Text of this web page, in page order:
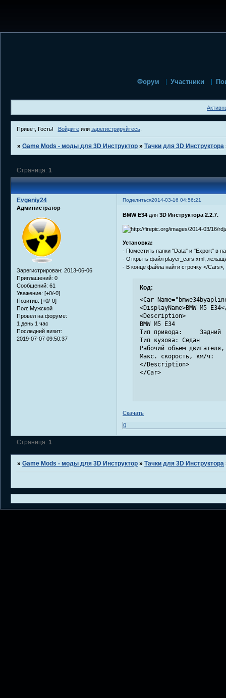
Форум Участники
Привет, Гость! Войдитеили зарегистрируйтесь.
»Game Mods - моды для 3D Инструктор »Тачки для 3D Инструктора
Страница: 1
Поделиться2014-03-16 04:56:21
Evgeniy24
Администратор
Зарегистрирован: 2013-06-06
Приглашений: 0
Сообщений: 61
Уважение: [+0/-0]
Позитив: [+0/-0]
Пол: Мужской
Провел на форуме:
1 день 1 час
Последний визит:
2019-07-07 09:50:37
BMW E34 для3D Инструктора 2.2.7.
Установка:
- Поместить папки "Data" и "Export" в
- Открыть файл player_cars.xml,
- В конце файла найти строчку </
Код:
<Car
<DisplayName>BMW M5
<Description>
BMW M5 E34
Тип привода: 	 Задний
Тип кузова: Седан
Рабочий объём
Макс. скорость, км/ч: 	 323
</Description>
</Car>
Скачать
0
Страница:1
»Game Mods - моды для 3D Инструктор »Тачки для 3D Инструктора